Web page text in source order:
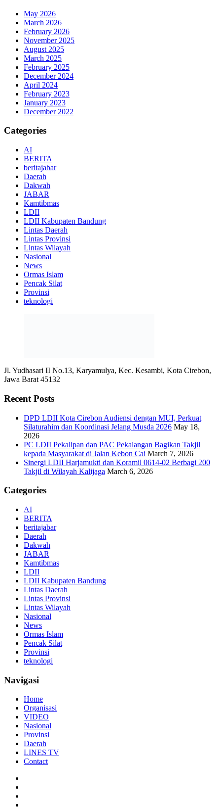
May 2026
March 2026
February 2026
November 2025
August 2025
March 2025
February 2025
December 2024
April 2024
February 2023
January 2023
December 2022
Categories
AI
BERITA
beritajabar
Daerah
Dakwah
JABAR
Kamtibmas
LDII
LDII Kabupaten Bandung
Lintas Daerah
Lintas Provinsi
Lintas Wilayah
Nasional
News
Ormas Islam
Pencak Silat
Provinsi
teknologi
Jl. Yudhasari II No.13, Karyamulya, Kec. Kesambi, Kota Cirebon,
Jawa Barat 45132
Recent Posts
DPD LDII Kota Cirebon Audiensi dengan MUI, Perkuat
Silaturahim dan Koordinasi Jelang Musda 2026 May 18,
2026
PC LDII Pekalipan dan PAC Pekalangan Bagikan Takjil
kepada Masyarakat di Jalan Kebon Cai March 7, 2026
Sinergi LDII Harjamukti dan Koramil 0614-02 Berbagi 200
Takjil di Wilayah Kalijaga March 6, 2026
Categories
AI
BERITA
beritajabar
Daerah
Dakwah
JABAR
Kamtibmas
LDII
LDII Kabupaten Bandung
Lintas Daerah
Lintas Provinsi
Lintas Wilayah
Nasional
News
Ormas Islam
Pencak Silat
Provinsi
teknologi
Navigasi
Home
Organisasi
VIDEO
Nasional
Provinsi
Daerah
LINES TV
Contact